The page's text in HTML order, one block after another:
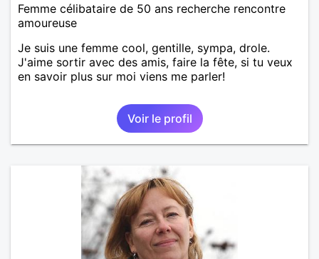
Femme célibataire de 50 ans recherche rencontre
amoureuse
Je suis une femme cool, gentille, sympa, drole.
J'aime sortir avec des amis, faire la fête, si tu veux
en savoir plus sur moi viens me parler!
Voir le profil